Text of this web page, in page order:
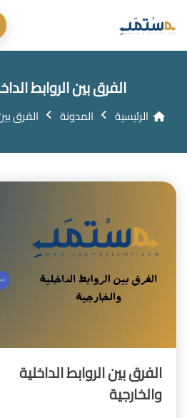
الفرق بين الروابط
الرئيسية المدونة الفرق
الفرق بين الروابط الداخلية
والخارجية